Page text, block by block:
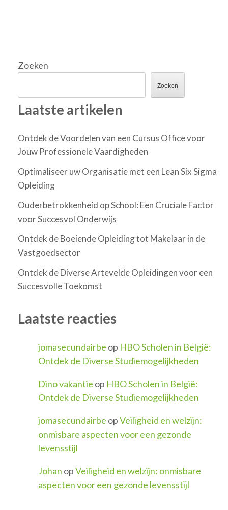
Zoeken
Zoeken
Laatste artikelen
Ontdek de Voordelen van een Cursus Office voor
Jouw Professionele Vaardigheden
Optimaliseer uw Organisatie met een Lean Six Sigma
Opleiding
Ouderbetrokkenheid op School: Een Cruciale Factor
voor Succesvol Onderwijs
Ontdek de Boeiende Opleiding tot Makelaar in de
Vastgoedsector
Ontdek de Diverse Artevelde Opleidingen voor een
Succesvolle Toekomst
Laatste reacties
jomasecundairbe op HBO Scholen in België:
Ontdek de Diverse Studiemogelijkheden
Dino vakantie op HBO Scholen in België:
Ontdek de Diverse Studiemogelijkheden
jomasecundairbe opVeiligheid en welzijn:
onmisbare aspecten voor een gezonde
levensstijl
Johan opVeiligheid en welzijn: onmisbare
aspecten voor een gezonde levensstijl